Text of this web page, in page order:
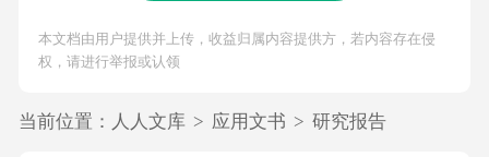
本文档由用户提供并上传，收益归属内容提供方，若内容存在侵
权，请进行举报或认领
当前位置： 人人文库 > 应用文书 > 研究报告